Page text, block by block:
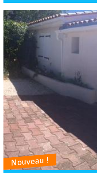
Nouveau !